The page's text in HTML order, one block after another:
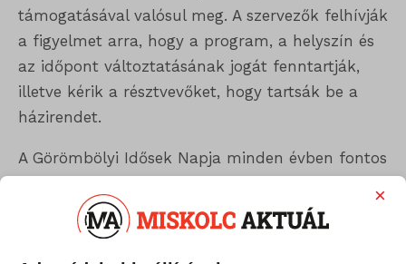
támogatásával valósul meg. A szervezők felhívják
a figyelmet arra, hogy a program, a helyszín és
az időpont változtatásának jogát fenntartják,
illetve kérik a résztvevőket, hogy tartsák be a
házirendet.
A Görömbölyi Idősek Napja minden évben fontos
tiszteletét és szeretetét a szépkorúak iránt –
idén is egy szeretetteljes, tartalmas délután várja
a résztvevőket Miskolc-Görömbölyön.
×